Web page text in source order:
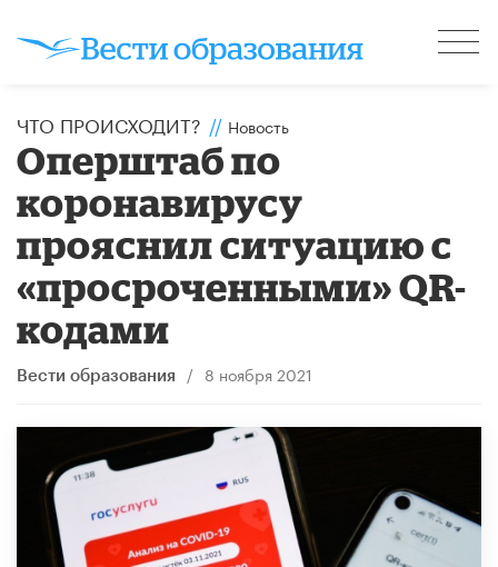
ЧТО ПРОИСХОДИТ? // Новость
Оперштаб по
коронавирусу
прояснил ситуацию с
«просроченными» QR-
кодами
Вести образования / 8 ноября 2021